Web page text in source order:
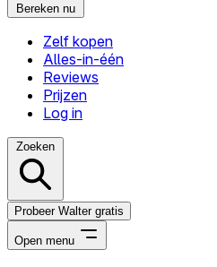
Bereken nu
Zelf kopen
Alles-in-één
Reviews
Prijzen
Log in
Zoeken
Probeer Walter gratis
Open menu